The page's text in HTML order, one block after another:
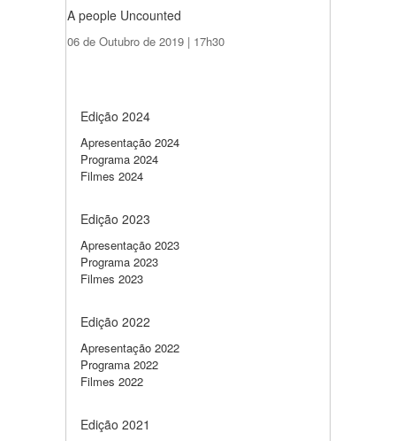
A people Uncounted
06 de Outubro de 2019 | 17h30
Edição 2024
Apresentação 2024
Programa 2024
Filmes 2024
Edição 2023
Apresentação 2023
Programa 2023
Filmes 2023
Edição 2022
Apresentação 2022
Programa 2022
Filmes 2022
Edição 2021